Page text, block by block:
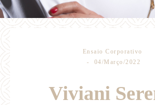
Ensaio Corporativo
04/Março/2022
Viviani